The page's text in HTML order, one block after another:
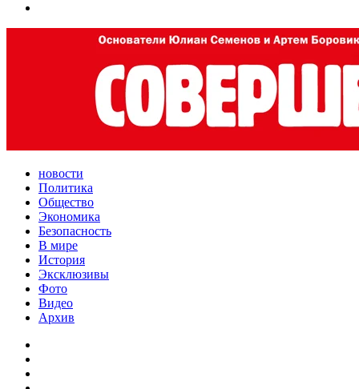
новости
Политика
Общество
Экономика
Безопасность
В мире
История
Эксклюзивы
Фото
Видео
Архив